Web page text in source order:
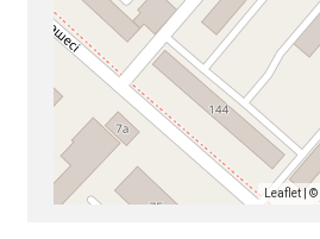
Leaflet | ©